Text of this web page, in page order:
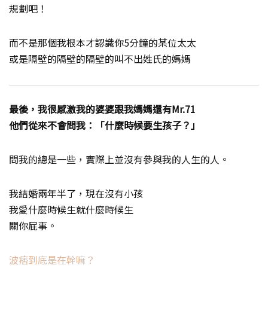
規劃吧！
而不是那個我根本才認識你5分鐘的某位太太
或是隔壁的隔壁的隔壁的叫不出姓氏的媽媽
最後，我很感激我的婆婆跟我媽媽還有Mr.71
他們從來不會問我：「什麼時候要生孩子？」
問我的總是一些，實際上並沒有參與我的人生的人。
我結婚兩年半了，現在沒有小孩
我愛什麼時候生就什麼時候生
關你屁事。
波痞到底是在幹嘛？